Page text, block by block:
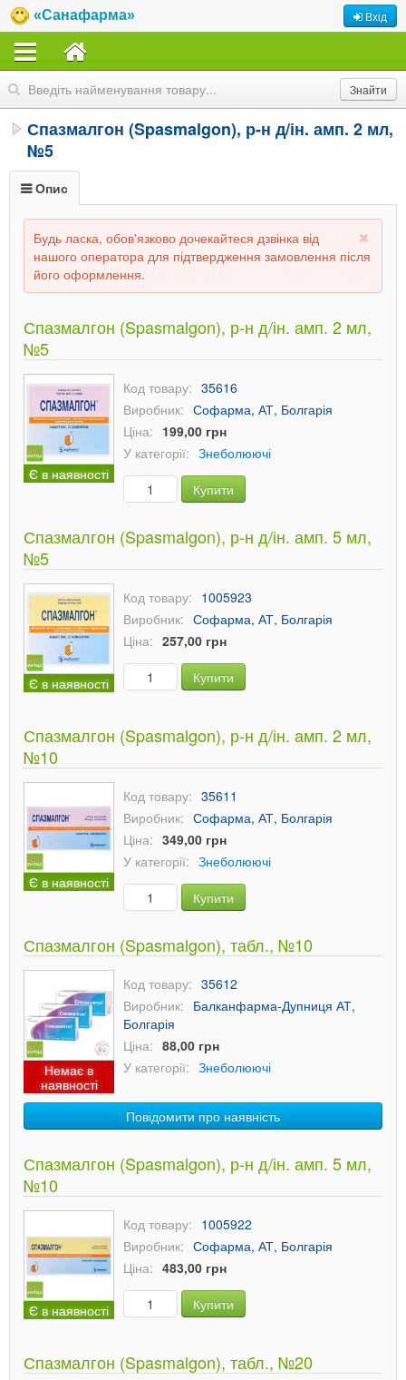
«Санафарма» Вхід
Спазмалгон (Spasmalgon), р-н д/ін. амп. 2 мл,
№5
Опис
Будь ласка, обов'язково дочекайтеся дзвінка від
нашого оператора для підтвердження замовлення після
його оформлення.
Спазмалгон (Spasmalgon), р-н д/ін. амп. 2 мл,
№5
Є в наявності
Код товару: 35616
Виробник: Софарма, АТ, Болгарія
Ціна: 199,00 грн
У категорії: Знеболюючі
Купити
Спазмалгон (Spasmalgon), р-н д/ін. амп. 5 мл,
№5
Є в наявності
Код товару: 1005923
Виробник: Софарма, АТ, Болгарія
Ціна: 257,00 грн
Купити
Спазмалгон (Spasmalgon), р-н д/ін. амп. 2 мл,
№10
Є в наявності
Код товару: 35611
Виробник: Софарма, АТ, Болгарія
Ціна: 349,00 грн
У категорії: Знеболюючі
Купити
Спазмалгон (Spasmalgon), табл., №10
Немає в
наявності
Код товару: 35612
Виробник: Балканфарма-Дупниця АТ,
Болгарія
Ціна: 88,00 грн
У категорії: Знеболюючі
Повідомити про наявність
Спазмалгон (Spasmalgon), р-н д/ін. амп. 5 мл,
№10
Є в наявності
Код товару: 1005922
Виробник: Софарма, АТ, Болгарія
Ціна: 483,00 грн
Купити
Спазмалгон (Spasmalgon), табл., №20